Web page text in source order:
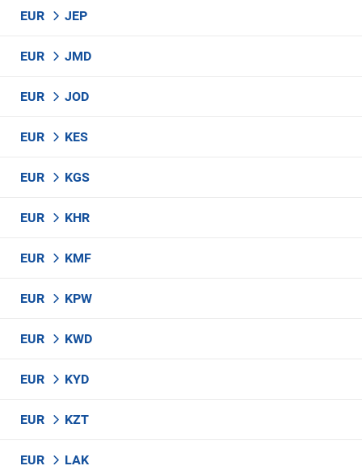
EUR JEP
EUR JMD
EUR JOD
EUR KES
EUR KGS
EUR KHR
EUR KMF
EUR KPW
EUR KWD
EUR KYD
EUR KZT
EUR LAK